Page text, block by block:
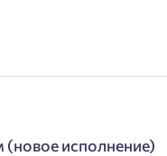
исполнение)